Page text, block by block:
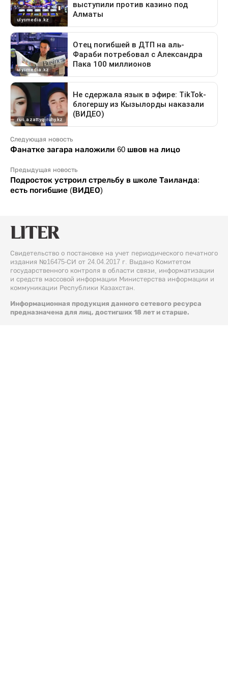
Следующая новость
Фанатке загара наложили 60 швов на лицо
Предыдущая новость
Подросток устроил стрельбу в школе Таиланда:
есть погибшие (ВИДЕО)
Свидетельство о постановке на учет периодического печатного
издания №16475-СИ от 24.04.2017 г. Выдано Комитетом
государственного контроля в области связи, информатизации
и средств массовой информации Министерства информации и
коммуникации Республики Казахстан.
Информационная продукция данного сетевого ресурса
предназначена для лиц, достигших 18 лет и старше.